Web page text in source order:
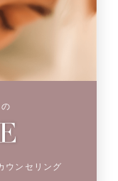
ウンセリング